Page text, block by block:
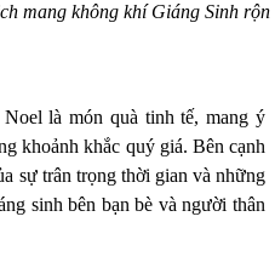
mang không khí Giáng Sinh
là món quà tinh tế, mang ý
khoảnh khắc quý giá. Bên cạnh
sự trân trọng thời gian và những
sinh bên bạn bè và người thân